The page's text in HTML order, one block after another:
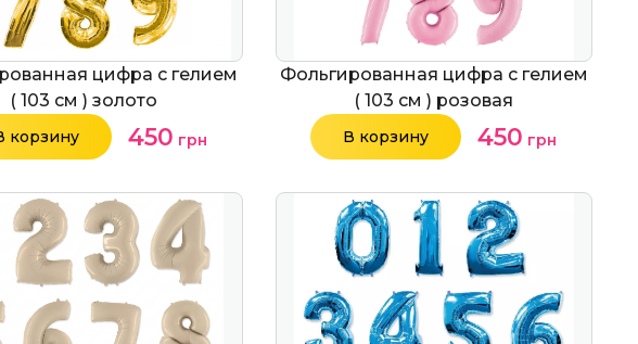
цифра с гелием
( 103 см ) золото
корзину 450 грн
Фольгированная цифра с гелием
( 103 см ) розовая
В корзину 450 грн